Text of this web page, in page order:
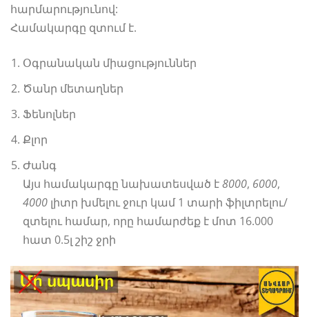
հարմարությունով:
Համակարգը զտում է.
Օգրանական միացություններ
Ծանր մետաղներ
Ֆենոլներ
Քլոր
Ժանգ
Այս համակարգը նախատեսված է8000, 6000,
4000 լիտր խմելու ջուր կամ 1 տարի ֆիլտրելու/
զտելու համար, որը համարժեք է մոտ 16.000
հատ 0.5լ շիշ ջրի